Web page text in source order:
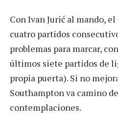
Con Ivan Jurić al mando,
cuatro partidos
problemas para marcar,
últimos siete partidos de
propia puerta). Si no
Southampton va camino
contemplaciones.